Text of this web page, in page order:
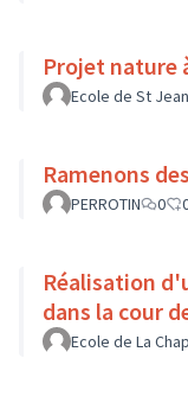
Projet nature
Ecole de St Jean
Ramenons
PERROTIN 0
Réalisation
dans la cour
Ecole de La